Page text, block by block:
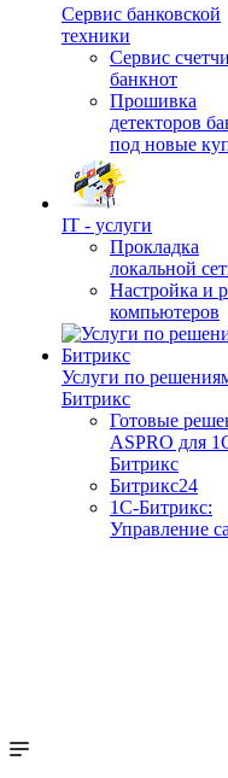
Сервис банковской
техники
Сервис
банкнот
Прошивка
детекторов
под новые
IT - услуги
Прокладка
локальной
Настройка и
компьютеров
Услуги по
Битрикс
Готовые
ASPRO для
Битрикс
Битрикс24
1С-Битрикс:
Управление